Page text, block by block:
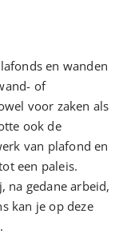
en wanden
of
voor zaken als
ook de
van plafond en
een paleis.
na gedane arbeid,
kan je op deze